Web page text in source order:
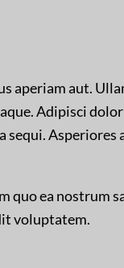
aperiam aut.
Adipisci
sequi.
quo ea nostrum
voluptatem.